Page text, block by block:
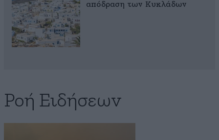
απόδραση των Κυκλάδων
Ροή Ειδήσεων